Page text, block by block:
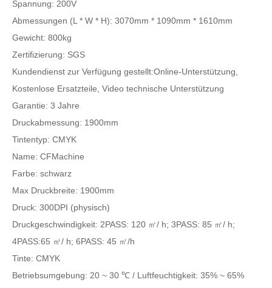
Spannung: 200V
Abmessungen (L * W * H): 3070mm * 1090mm * 1610mm
Gewicht: 800kg
Zertifizierung: SGS
Kundendienst zur Verfügung gestellt:Online-Unterstützung,
Kostenlose Ersatzteile, Video technische Unterstützung
Garantie: 3 Jahre
Druckabmessung: 1900mm
Tintentyp: CMYK
Name: CFMachine
Farbe: schwarz
Max Druckbreite: 1900mm
Druck: 300DPI (physisch)
Druckgeschwindigkeit: 2PASS: 120 ㎡/ h; 3PASS: 85 ㎡/ h;
4PASS:65 ㎡/ h; 6PASS: 45 ㎡/h
Tinte: CMYK
Betriebsumgebung: 20 ~ 30 ℃ / Luftfeuchtigkeit: 35% ~ 65%